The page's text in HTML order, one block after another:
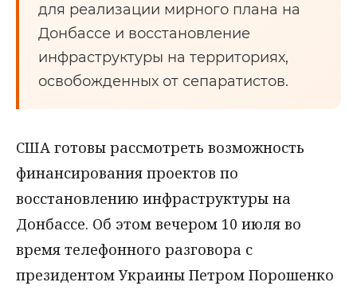
для реализации мирного плана на
Донбассе и восстановление
инфраструктуры на территориях,
освобожденных от сепаратистов.
США готовы рассмотреть возможность
финансирования проектов по
восстановлению инфраструктуры на
Донбассе. Об этом вечером 10 июля во
время телефонного разговора с
президентом Украины Петром Порошенко